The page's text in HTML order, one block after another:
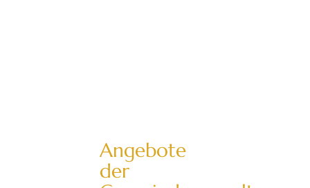
Angebote
der